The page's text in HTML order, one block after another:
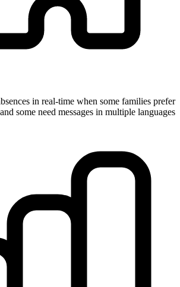
in real-time when some families prefer
some need messages in multiple languages